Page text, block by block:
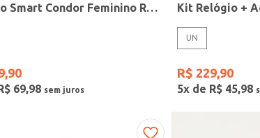
Relógio Smart Condor Feminino ROSE
,90
69,98
UN
R$ 229,90
5x de R$ 45,98